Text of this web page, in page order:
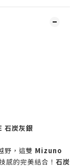
炭灰銀
野，這雙 Mizuno
感的完美結合！ 石炭